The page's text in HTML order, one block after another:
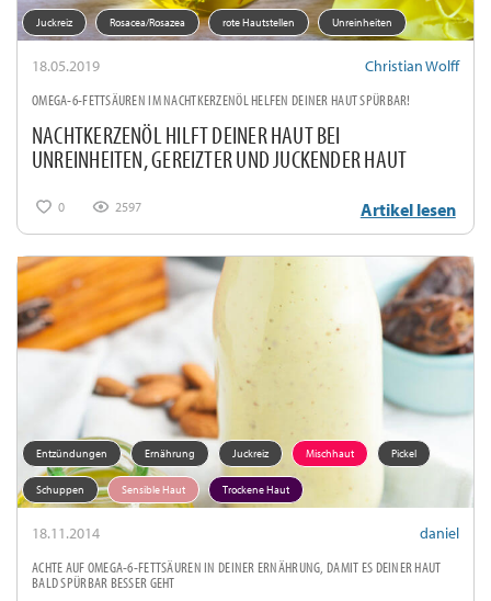
Juckreiz Rosacea/Rosazea rote Hautstellen Unreinheiten
18.05.2019
Christian Wolff
OMEGA-6-FETTSÄUREN IM NACHTKERZENÖL HELFEN DEINER HAUT SPÜRBAR!
NACHTKERZENÖL HILFT DEINER HAUT BEI
UNREINHEITEN, GEREIZTER UND JUCKENDER HAUT
0 2597 Artikel lesen
Entzündungen Ernährung Juckreiz Mischhaut Pickel
Schuppen Sensible Haut Trockene Haut
18.11.2014
daniel
ACHTE AUF OMEGA-6-FETTSÄUREN IN DEINER ERNÄHRUNG, DAMIT ES DEINER HAUT
BALD SPÜRBAR BESSER GEHT